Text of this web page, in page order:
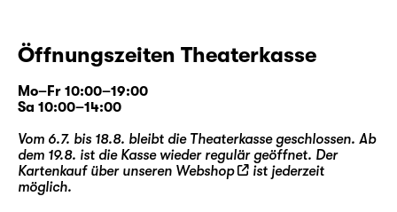
Öffnungszeiten Theaterkasse
Mo–Fr 10:00–19:00
Sa 10:00–14:00
Vom 6.7. bis 18.8. bleibt die Theaterkasse geschlossen. Ab
dem 19.8. ist die Kasse wieder regulär geöffnet. Der
Kartenkauf über unseren Webshop
ist jederzeit
möglich.